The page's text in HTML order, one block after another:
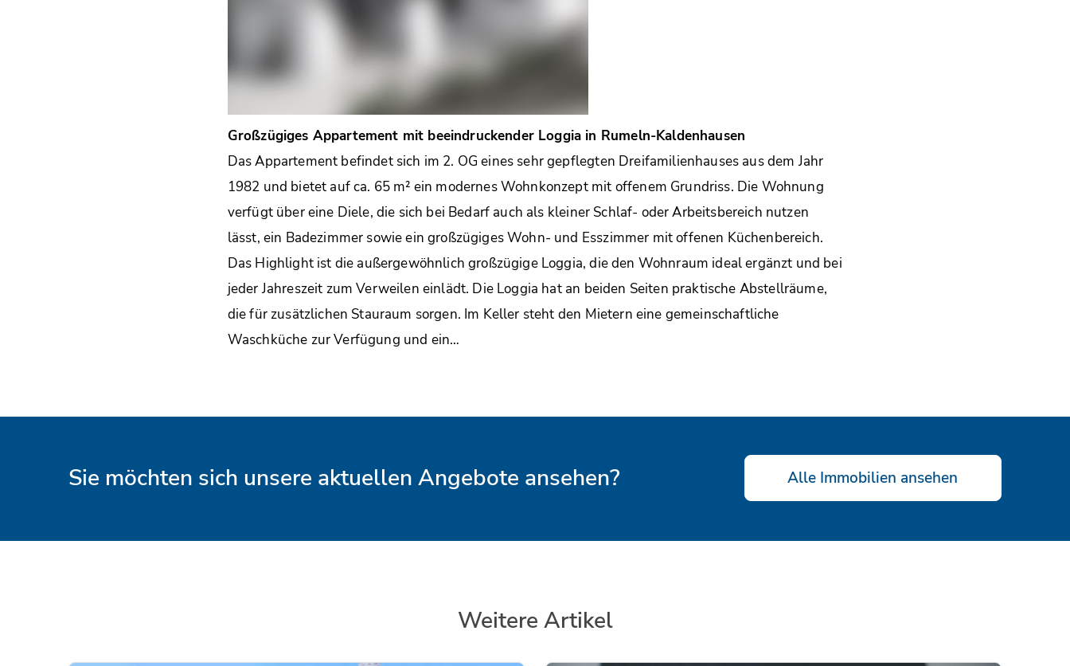
Großzügiges Appartement mit beeindruckender Loggia in Rumeln-Kaldenhausen
Das Appartement befindet sich im 2. OG eines sehr gepflegten Dreifamilienhauses aus dem Jahr
1982 und bietet auf ca. 65 m² ein modernes Wohnkonzept mit offenem Grundriss. Die Wohnung
verfügt über eine Diele, die sich bei Bedarf auch als kleiner Schlaf- oder Arbeitsbereich nutzen
lässt, ein Badezimmer sowie ein großzügiges Wohn- und Esszimmer mit offenen Küchenbereich.
Das Highlight ist die außergewöhnlich großzügige Loggia, die den Wohnraum ideal ergänzt und bei
jeder Jahreszeit zum Verweilen einlädt. Die Loggia hat an beiden Seiten praktische Abstellräume,
die für zusätzlichen Stauraum sorgen. Im Keller steht den Mietern eine gemeinschaftliche
Waschküche zur Verfügung und ein…
Sie möchten sich unsere aktuellen Angebote ansehen? Alle Immobilien ansehen
Weitere Artikel